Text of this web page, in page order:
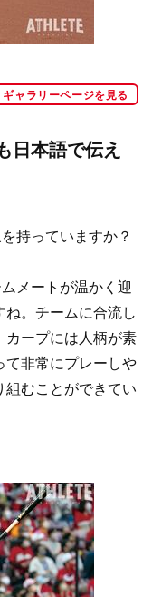
ギャラリーページを見る
本語で伝え
持っていますか？
メートが温かく迎
ね。チームに合流し
カープには人柄が素
て非常にプレーしや
組むことができてい